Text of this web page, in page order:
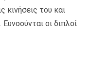
κινήσεις του και
οι διπλοί